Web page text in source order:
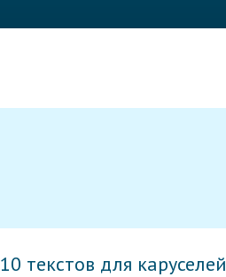
текстов для каруселей